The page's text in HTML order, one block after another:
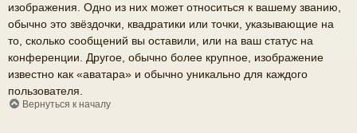
изображения. Одно из них может относиться к вашему званию,
обычно это звёздочки, квадратики или точки, указывающие на
то, сколько сообщений вы оставили, или на ваш статус на
конференции. Другое, обычно более крупное, изображение
известно как «аватара» и обычно уникально для каждого
пользователя.
Вернуться к началу